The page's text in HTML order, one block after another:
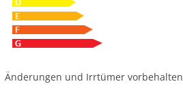
Änderungen und Irrtümer vorbehalten